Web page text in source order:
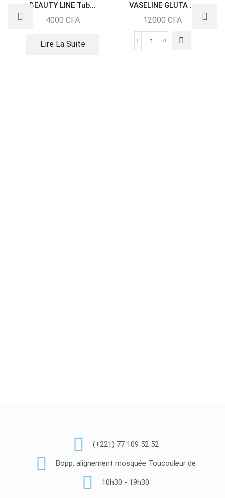
BEAUTY LINE Tub...
4000 CFA
Lire La Suite
VASELINE GLUTA ...
12000 CFA
(+221) 77 109 52 52
Bopp, alignement mosquée Toucouleur de
10h30 - 19h30